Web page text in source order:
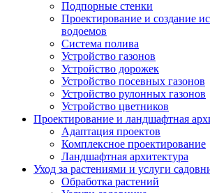
Подпорные стенки
Проектирование и создание
водоемов
Система полива
Устройство газонов
Устройство дорожек
Устройство посевных газонов
Устройство рулонных газонов
Устройство цветников
Проектирование и ландшафтная
Адаптация проектов
Комплексное проектирование
Ландшафтная архитектура
Уход за растениями и услуги
Обработка растений